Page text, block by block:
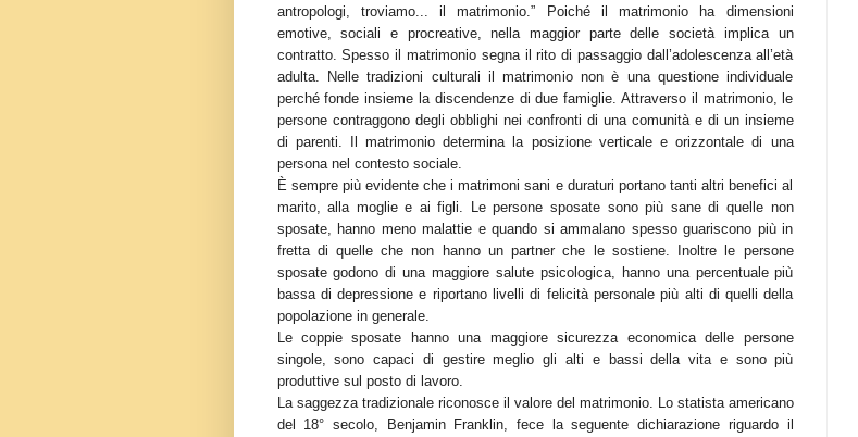
antropologi, troviamo... il matrimonio.” Poiché il matrimonio ha dimensioni
emotive, sociali e procreative, nella maggior parte delle società implica un
contratto. Spesso il matrimonio segna il rito di passaggio dall’adolescenza all’età
adulta. Nelle tradizioni culturali il matrimonio non è una questione individuale
perché fonde insieme la discendenze di due famiglie. Attraverso il matrimonio, le
persone contraggono degli obblighi nei confronti di una comunità e di un insieme
di parenti. Il matrimonio determina la posizione verticale e orizzontale di una
persona nel contesto sociale.
È sempre più evidente che i matrimoni sani e duraturi portano tanti altri benefici al
marito, alla moglie e ai figli. Le persone sposate sono più sane di quelle non
sposate, hanno meno malattie e quando si ammalano spesso guariscono più in
fretta di quelle che non hanno un partner che le sostiene. Inoltre le persone
sposate godono di una maggiore salute psicologica, hanno una percentuale più
bassa di depressione e riportano livelli di felicità personale più alti di quelli della
popolazione in generale.
Le coppie sposate hanno una maggiore sicurezza economica delle persone
singole, sono capaci di gestire meglio gli alti e bassi della vita e sono più
produttive sul posto di lavoro.
La saggezza tradizionale riconosce il valore del matrimonio. Lo statista americano
del 18° secolo, Benjamin Franklin, fece la seguente dichiarazione riguardo il